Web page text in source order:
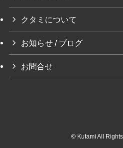
クタミについて
お知らせ / ブログ
お問合せ
©Kutami All Rights